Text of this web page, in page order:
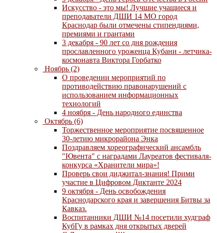
Искусство - это мы! Лучшие учащиеся и
преподаватели ДШИ 14 МО город
Краснодар были отмечены стипендиями,
премиями и грантами
3 декабря - 90 лет со дня рождения
прославленного уроженца Кубани - летчика-
космонавта Виктора Горбатко
Ноябрь (2)
О проведении мероприятий по
противодействию правонарушений с
использованием информационных
технологий
4 ноября - День народного единства
Октябрь (6)
Торжественное мероприятие посвященное
30-летию микрорайона Энка
Поздравляем хореографический ансамбль
"Ювента" с наградами Лауреатов фестиваля-
конкурса «Хранители мира»!
Проверь свои диджитал-знания! Прими
участие в Цифровом Диктанте 2024
9 октября - День освобождения
Краснодарского края и завершения Битвы за
Кавказ.
Воспитанники ДШИ №14 посетили худграф
КубГу в рамках дня открытых дверей